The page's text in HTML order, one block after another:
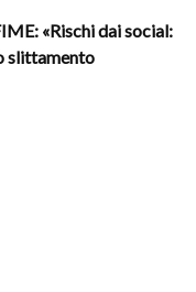
«Rischi dai social:
slittamento